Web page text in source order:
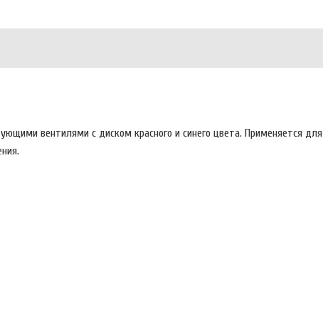
вентилями с диском красного и синего цвета. Применяется для